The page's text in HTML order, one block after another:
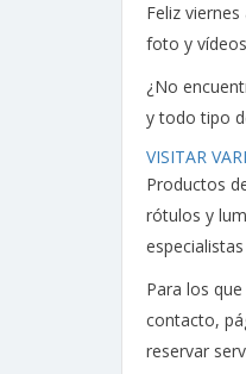
Feliz
foto y
¿No
y todo tipo
VISITAR
Productos
rótulos y
Para los
contacto,
reservar